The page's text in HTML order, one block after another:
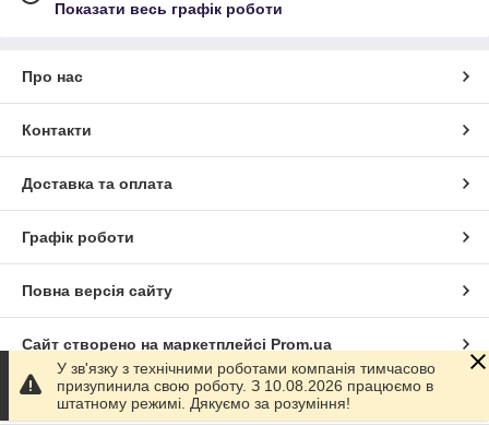
Показати весь графік роботи
Про нас
Контакти
Доставка та оплата
Графік роботи
Повна версія сайту
Сайт створено на маркетплейсі Prom.ua
Політика конфіденційності
У зв'язку з технічними роботами компанія тимчасово
призупинила свою роботу. З 10.08.2026 працюємо в
штатному режимі. Дякуємо за розуміння!